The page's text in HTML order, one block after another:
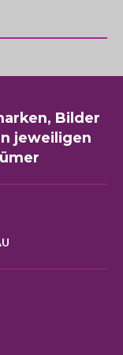
Bilder
jeweiligen